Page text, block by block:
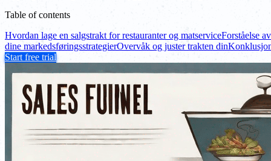
Table of contents
Hvordan lage en salgstrakt for restauranter og matserviceForståelse
dine markedsføringsstrategierOvervåk og juster trakten din
Start free trial